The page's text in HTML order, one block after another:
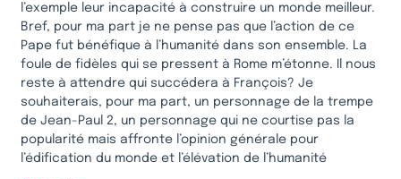
l’exemple leur incapacité à construire un monde meilleur.
Bref, pour ma part je ne pense pas que l’action de ce
Pape fut bénéfique à l’humanité dans son ensemble. La
foule de fidèles qui se pressent à Rome m’étonne. Il nous
reste à attendre qui succédera à François? Je
souhaiterais, pour ma part, un personnage de la trempe
de Jean-Paul 2, un personnage qui ne courtise pas la
popularité mais affronte l’opinion générale pour
l’édification du monde et l’élévation de l’humanité